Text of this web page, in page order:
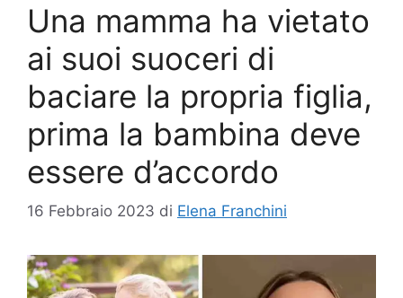
Una mamma ha vietato
ai suoi suoceri di
baciare la propria figlia,
prima la bambina deve
essere d’accordo
16 Febbraio 2023 di Elena Franchini